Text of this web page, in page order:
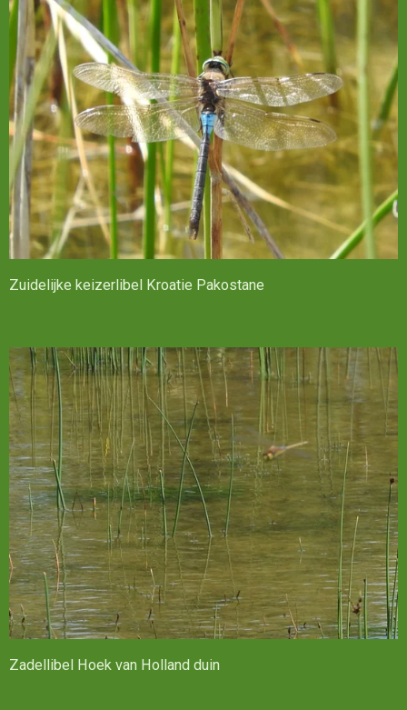
Zuidelijke keizerlibel Kroatie Pakostane
Zadellibel Hoek van Holland duin